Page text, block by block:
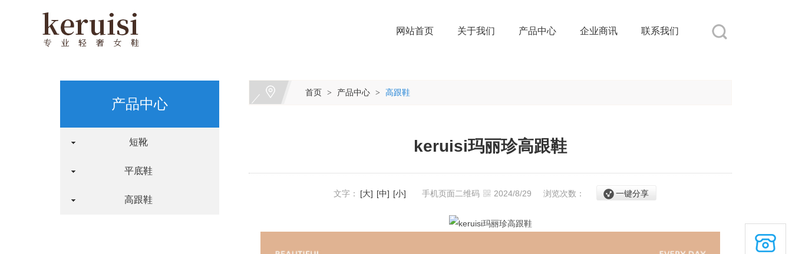
网站首页 关于我们 产品中心 企业商讯 联系我们
首页 > 产品中心 > 高跟鞋
产品中心
短靴
平底鞋
高跟鞋
keruisi玛丽珍高跟鞋
文字： [大] [中] [小] 手机页面二维码 2024/8/29 浏览次数： 一键分享